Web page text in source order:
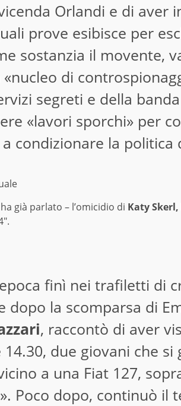
Orlandi e di aver
prove esibisce per
sostanzia il movente,
di
segreti e della
«lavori sporchi» per
condizionare la politica
già parlato – l’omicidio di Katy Skerl,
finì nei trafiletti di
dopo la scomparsa di
, raccontò di aver
due giovani che
a una Fiat 127,
Poco dopo, continuò il